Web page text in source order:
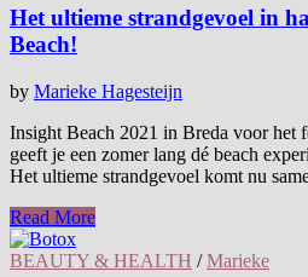
Het ultieme strandgevoel in
Beach!
by Marieke Hagesteijn
Insight Beach 2021 in Breda voor het
geeft je een zomer lang dé beach
Het ultieme strandgevoel komt nu
Read More
BEAUTY & HEALTH /Marieke